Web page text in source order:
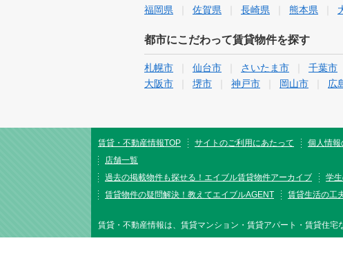
福岡県
佐賀県 長崎県 熊本県
都市にこだわって賃貸物件を探す
札幌市 仙台市 さいたま市 千葉市
大阪市
堺市 神戸市 岡山市 広
賃貸・不動産情報TOP サイトのご利用にあたって 個人情報
店舗一覧
過去の掲載物件も探せる！エイブル賃貸物件アーカイブ
学
賃貸物件の疑問解決！教えてエイブルAGENT
賃貸生活の工
賃貸・不動産情報は、賃貸マンション・賃貸アパート・賃貸住